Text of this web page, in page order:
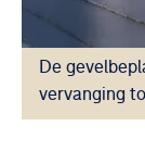
De
vervanging